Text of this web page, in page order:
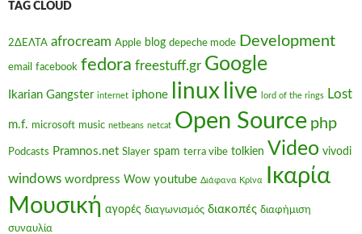
TAG CLOUD
2ΔΕΛΤΑ afrocream Apple blog depeche mode Development
email facebook fedora freestuff.gr Google
Ikarian Gangster internet iphone linux live lord of the rings Lost
m.f. microsoft music netbeans netcat Open Source php
Podcasts Pramnos.net Slayer spam terra vibe tolkien Video vivodi
windows wordpress Wow youtube Διάφανα Κρίνα Ικαρία
Μουσική αγορές διαγωνισμός διακοπές διαφήμιση
συναυλία